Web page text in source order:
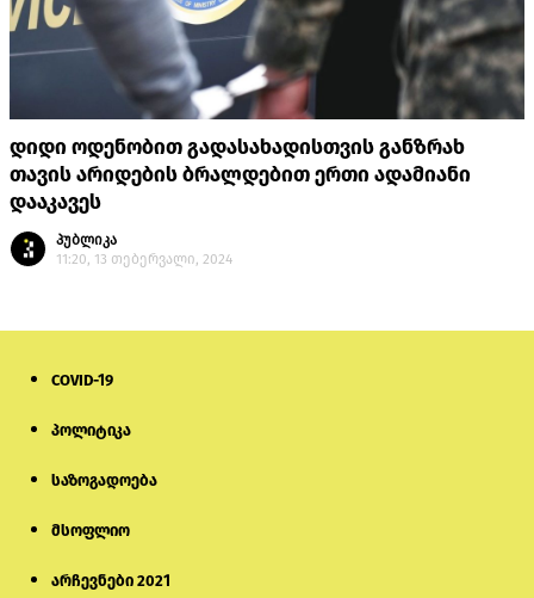
დიდი ოდენობით გადასახადისთვის განზრახ
თავის არიდების ბრალდებით ერთი ადამიანი
დააკავეს
პუბლიკა
11:20, 13 თებერვალი, 2024
COVID-19
პოლიტიკა
საზოგადოება
მსოფლიო
არჩევნები 2021